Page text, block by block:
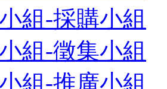
組-採購小組
組-徵集小組
組-推廣小組